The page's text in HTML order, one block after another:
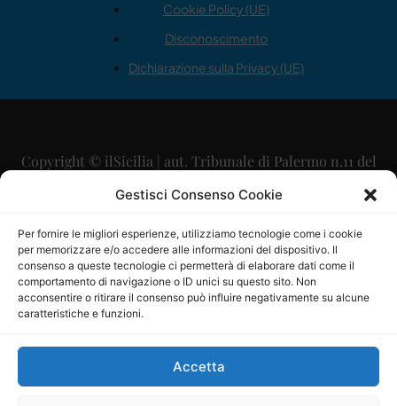
Gestisci Consenso Cookie
Per fornire le migliori esperienze, utilizziamo tecnologie come i cookie
per memorizzare e/o accedere alle informazioni del dispositivo. Il
consenso a queste tecnologie ci permetterà di elaborare dati come il
comportamento di navigazione o ID unici su questo sito. Non
acconsentire o ritirare il consenso può influire negativamente su alcune
caratteristiche e funzioni.
Accetta
Cookie Policy (UE)
Disconoscimento
Dichiarazione sulla Privacy (UE)
Copyright © ilSicilia | aut. Tribunale di Palermo n.11 del
29/09/2015
Direttore Editoriale: Maurizio Scaglione
Direttore Responsabile: Maria Calabrese
P.IVA: 06334930820
Mercurio Comunicazione Società Cooperativa a r.l. è